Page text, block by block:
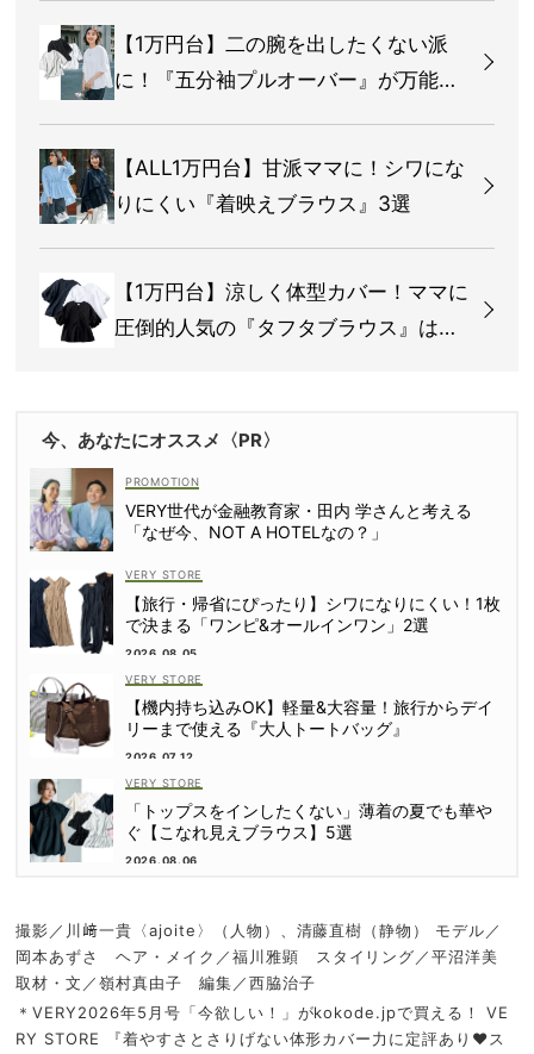
【1万円台】二の腕を出したくない派
に！『五分袖プルオーバー』が万能す
【ALL1万円台】甘派ママに！シワにな
りにくい『着映えブラウス』3選
【1万円台】涼しく体型カバー！ママに
圧倒的人気の『タフタブラウス』は夏
今、あなたにオススメ〈PR〉
VERY世代が金融教育家・田内 学さんと考える
「なぜ今、NOT A HOTELなの？」
VERY STORE
【旅行・帰省にぴったり】シワになりにくい！1枚
で決まる「ワンピ&オールインワン」2選
2026.08.05
VERY STORE
【機内持ち込みOK】軽量&大容量！旅行からデイ
リーまで使える『大人トートバッグ』
2026.07.12
VERY STORE
「トップスをインしたくない」薄着の夏でも華や
ぐ【こなれ見えブラウス】5選
2026.08.06
撮影／川﨑一貴〈ajoite〉（人物）、清藤直樹（静物） モデル／
岡本あずさ ヘア・メイク／福川雅顕 スタイリング／平沼洋美
取材・文／嶺村真由子 編集／西脇治子
＊VERY2026年5月号「今欲しい！」がkokode.jpで買える！ VE
RY STORE 『着やすさとさりげない体形カバー力に定評あり♥ス